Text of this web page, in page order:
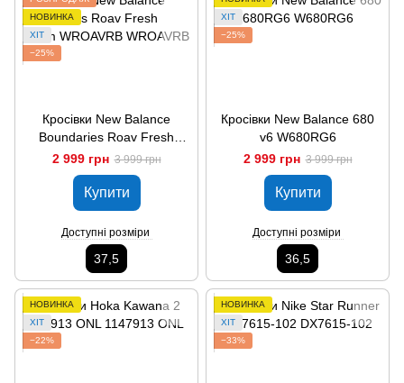
НОВИНКА
ХІТ
−25%
Кросівки New Balance
Boundaries Roav Fresh
Foam WROAVRB
2 999 грн 3 999 грн
Купити
Доступні розміри
37,5
ХІТ
−25%
Кросівки New Balance 680
v6 W680RG6
2 999 грн 3 999 грн
Купити
Доступні розміри
36,5
НОВИНКА
ХІТ
−22%
НОВИНКА
ХІТ
−33%